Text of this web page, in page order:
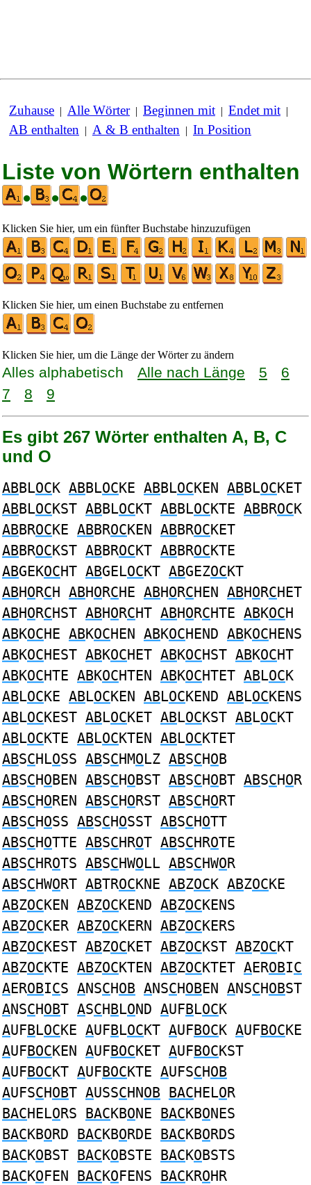
Zuhause | Alle Wörter| Beginnen mit | Endet mit |
AB enthalten | A & B enthalten | In Position
Liste von Wörtern enthalten
•
• •
Klicken Sie hier, um ein fünfter Buchstabe hinzuzufügen
Klicken Sie hier, um einen Buchstabe zu entfernen
Klicken Sie hier, um die Länge der Wörter zu ändern
Alles alphabetisch Alle nach Länge 5
6
7
8 9
Es gibt 267 Wörter enthalten A, B, C
und O
ABBLOCK ABBLOCKE ABBLOCKEN ABBLOCKET
ABBLOCKST ABBLOCKT ABBLOCKTE ABBROCK
ABBROCKE ABBROCKEN ABBROCKET
ABBROCKST ABBROCKT ABBROCKTE
ABGEKOCHT ABGELOCKT ABGEZOCKT
ABHORCH ABHORCHE ABHORCHEN ABHORCHET
ABHORCHST ABHORCHT ABHORCHTE ABKOCH
ABKOCHE ABKOCHEN ABKOCHEND ABKOCHENS
ABKOCHEST ABKOCHET ABKOCHST ABKOCHT
ABKOCHTE ABKOCHTEN ABKOCHTET ABLOCK
ABLOCKE ABLOCKEN ABLOCKEND ABLOCKENS
ABLOCKEST ABLOCKET ABLOCKST ABLOCKT
ABLOCKTE ABLOCKTEN ABLOCKTET
ABSCHLOSS ABSCHMOLZ ABSCHOB
ABSCHOBEN ABSCHOBST ABSCHOBT ABSCHOR
ABSCHOREN ABSCHORST ABSCHORT
ABSCHOSS ABSCHOSST ABSCHOTT
ABSCHOTTE ABSCHROT ABSCHROTE
ABSCHROTS ABSCHWOLL ABSCHWOR
ABSCHWORT ABTROCKNE ABZOCK ABZOCKE
ABZOCKEN ABZOCKEND ABZOCKENS
ABZOCKER ABZOCKERN ABZOCKERS
ABZOCKEST ABZOCKET ABZOCKST ABZOCKT
ABZOCKTE ABZOCKTEN ABZOCKTET AEROBIC
AEROBICS ANSCHOB ANSCHOBEN ANSCHOBST
ANSCHOBT ASCHBLOND AUFBLOCK
AUFBLOCKE AUFBLOCKT AUFBOCK AUFBOCKE
AUFBOCKEN AUFBOCKET AUFBOCKST
AUFBOCKT AUFBOCKTE AUFSCHOB
AUFSCHOBT AUSSCHNOB BACHELOR
BACHELORS BACKBONE BACKBONES
BACKBORD BACKBORDE BACKBORDS
BACKOBST BACKOBSTE BACKOBSTS
BACKOFEN BACKOFENS BACKROHR